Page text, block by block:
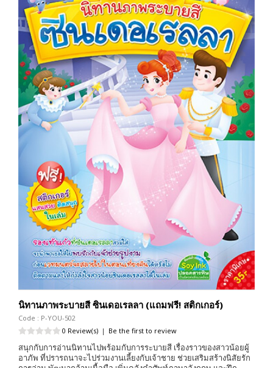
นิทานภาพระบายสี ซินเดอเรลลา (แถมฟรี! สติกเกอร์)
Code : P-YOU-502
0 Review(s) | Be the first to review
สนุกกับการอ่านนิทานไปพร้อมกับการระบายสี เรื่องราวของสาวน้อยผู้
อาภัพ ที่ปรารถนาจะไปร่วมงานเลี้ยงกับเจ้าชาย ช่วยเสริมสร้างนิสัยรัก